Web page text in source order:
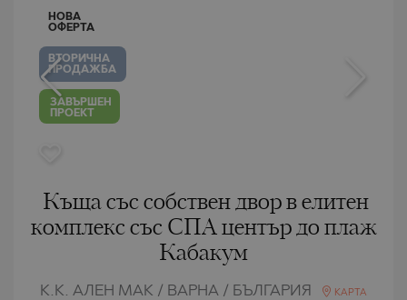
НОВА
ОФЕРТА
ВТОРИЧНА
ПРОДАЖБА
ЗАВЪРШЕН
ПРОЕКТ
Къща със собствен двор в елитен
комплекс със СПА център до плаж
Кабакум
К.К. АЛЕН МАК / ВАРНА / БЪЛГАРИЯ КАРТА